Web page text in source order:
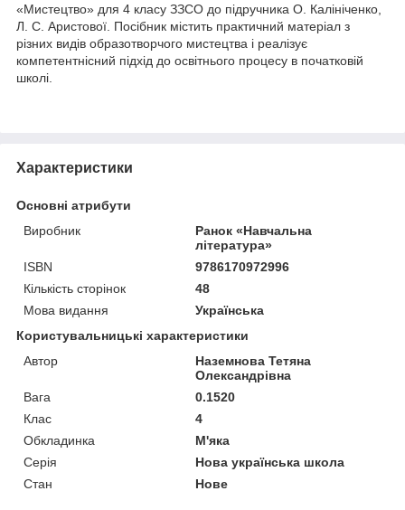
«Мистецтво» для 4 класу ЗЗСО до підручника О. Калініченко,
Л. С. Аристової. Посібник містить практичний матеріал з
різних видів образотворчого мистецтва і реалізує
компетентнісний підхід до освітнього процесу в початковій
школі.
Характеристики
Основні атрибути
Виробник
Ранок «Навчальна
література»
ISBN
9786170972996
Кількість сторінок
48
Мова видання
Українська
Користувальницькі характеристики
Автор
Наземнова Тетяна
Олександрівна
Вага
0.1520
Клас
4
Обкладинка
М'яка
Серія
Нова українська школа
Стан
Нове